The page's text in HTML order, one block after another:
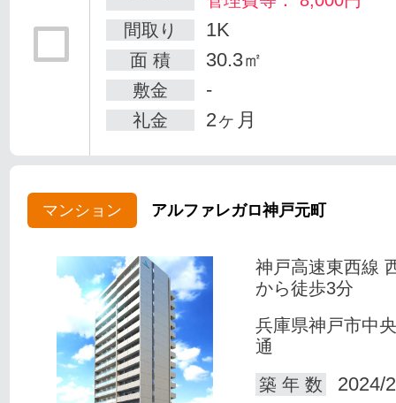
間取り
1K
面 積 30.3㎡
敷金 -
礼金 2ヶ月
マンション アルファレガロ神戸元町
神戸高速東西線
から徒歩3分
兵庫県神戸市中
通
築 年 数
2024/